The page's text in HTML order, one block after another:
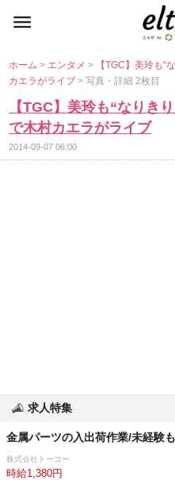
ホーム> エンタメ>
【TGC】美玲も
カエラがライブ> 写真・詳細 2枚目
【TGC】美玲も“なり
で木村カエラがライブ
2014-09-07 06:00
求人特集
金属パーツの入出荷作業/未経験
株式会社トーコー
時給1,380円